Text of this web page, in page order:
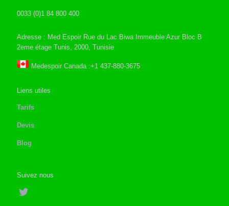
0033 (0)1 84 800 400
Adresse : Med Espoir Rue du Lac Biwa Immeuble Azur Bloc B
2eme étage Tunis, 2000, Tunisie
Medespoir Canada :+1 437-880-3675
Liens utiles
Tarifs
Devis
Blog
Suivez nous